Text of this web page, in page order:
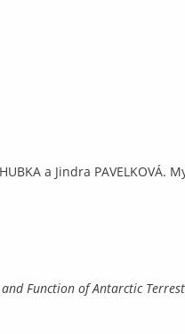
a Jindra
Function of Antarctic